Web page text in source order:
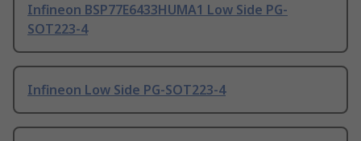
Infineon BSP77E6433HUMA1 Low Side PG-
SOT223-4
Infineon Low Side PG-SOT223-4